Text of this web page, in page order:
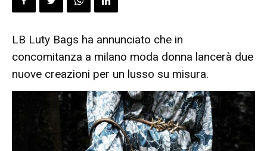
LB Luty Bags ha annunciato che in
concomitanza a milano moda donna lancerà due
nuove creazioni per un lusso su misura.